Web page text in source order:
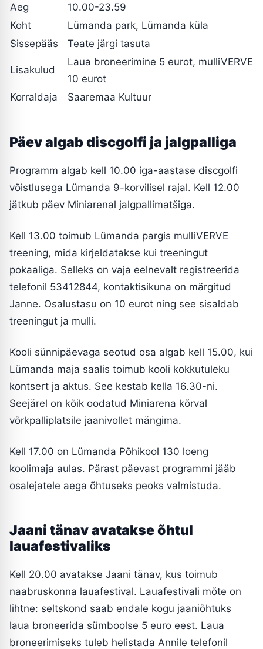
Aeg
10.00-23.59
Koht
Lümanda park, Lümanda küla
Sissepääs
Teate järgi tasuta
Lisakulud
Laua broneerimine 5 eurot, mulliVERVE
10 eurot
Korraldaja
Saaremaa Kultuur
Päev algab discgolfi ja jalgpalliga
Programm algab kell 10.00 iga-aastase discgolfi
võistlusega Lümanda 9-korvilisel rajal. Kell 12.00
jätkub päev Miniarenal jalgpallimatšiga.
Kell 13.00 toimub Lümanda pargis mulliVERVE
treening, mida kirjeldatakse kui treeningut
pokaaliga. Selleks on vaja eelnevalt registreerida
telefonil 53412844, kontaktisikuna on märgitud
Janne. Osalustasu on 10 eurot ning see sisaldab
treeningut ja mulli.
Kooli sünnipäevaga seotud osa algab kell 15.00, kui
Lümanda maja saalis toimub kooli kokkutuleku
kontsert ja aktus. See kestab kella 16.30-ni.
Seejärel on kõik oodatud Miniarena kõrval
võrkpalliplatsile jaanivollet mängima.
Kell 17.00 on Lümanda Põhikool 130 loeng
koolimaja aulas. Pärast päevast programmi jääb
osalejatele aega õhtuseks peoks valmistuda.
Jaani tänav avatakse õhtul
lauafestivaliks
Kell 20.00 avatakse Jaani tänav, kus toimub
naabruskonna lauafestival. Lauafestivali mõte on
lihtne: seltskond saab endale kogu jaaniõhtuks
laua broneerida sümboolse 5 euro eest. Laua
broneerimiseks tuleb helistada Annile telefonil